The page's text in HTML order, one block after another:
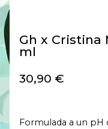
Gh x Cristina
ml
30,90 €
Formulada a un